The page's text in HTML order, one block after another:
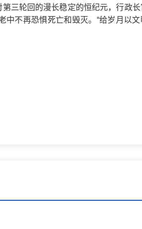
三轮回的漫长稳定的恒纪元，行政长
不再恐惧死亡和毁灭。“给岁月以文